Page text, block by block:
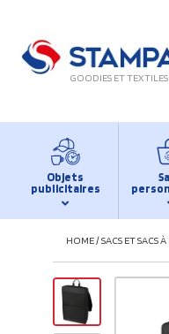
GOODIES ET
Objets
publicitaires
HOME/SACS ET SACS